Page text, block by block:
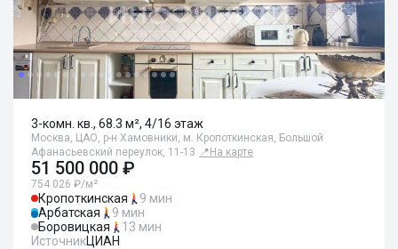
3-комн. кв., 68.3 м², 4/16 этаж
Москва, ЦАО, р-н Хамовники, м. Кропоткинская, Большой
Афанасьевский переулок, 11-13 📍 На карте
51 500 000 ₽
754 026 ₽/м²
Кропоткинская
9 мин
Арбатская
9 мин
Боровицкая
13 мин
ИсточникЦИАН